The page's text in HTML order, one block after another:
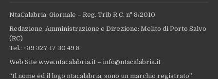
NtaCalabria Giornale – Reg. Trib R.C. n° 8/2010
Redazione, Amministrazione e Direzione: Melito di Porto Salvo
(RC)
Tel.: +39 327 17 30 49 8
Web Site www.ntacalabria.it – info@ntacalabria.it
“Il nome ed il logo ntacalabria, sono un marchio registrato”